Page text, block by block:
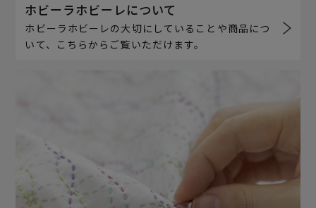
ホビーラホビーレについて
ホビーラホビーレの大切にしていることや商品につ
いて、こちらからご覧いただけます。